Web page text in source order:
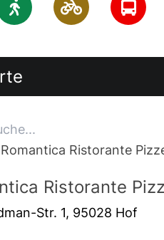
Ristorante
Str. 1, 95028 Hof